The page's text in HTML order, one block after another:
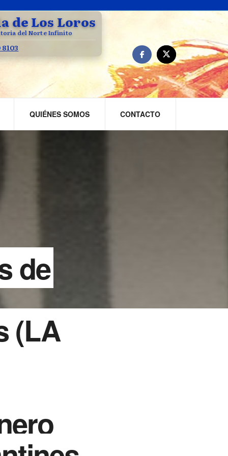
de Los Loros
del Norte Infinito
8103
QUIÉNES SOMOS CONTACTO
de
(LA